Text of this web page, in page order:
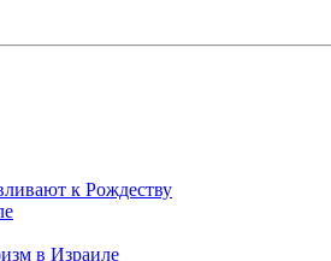
к Рождеству
в Израиле